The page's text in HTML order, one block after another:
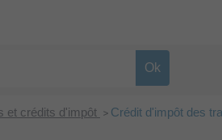
et crédits d'impôt > Crédit d'impôt des